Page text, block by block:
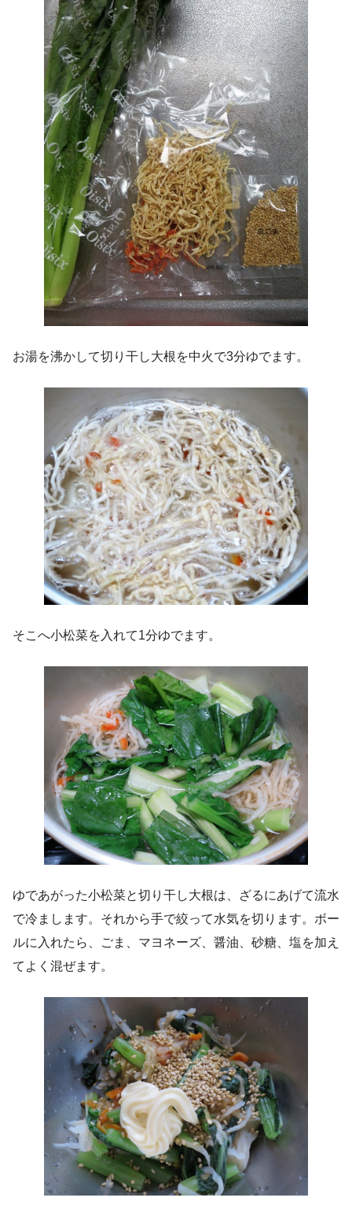
お湯を沸かして切り干し大根を中火で3分ゆでます。
そこへ小松菜を入れて1分ゆでます。
ゆであがった小松菜と切り干し大根は、ざるにあげて流水
で冷まします。それから手で絞って水気を切ります。ボー
ルに入れたら、ごま、マヨネーズ、醤油、砂糖、塩を加え
てよく混ぜます。